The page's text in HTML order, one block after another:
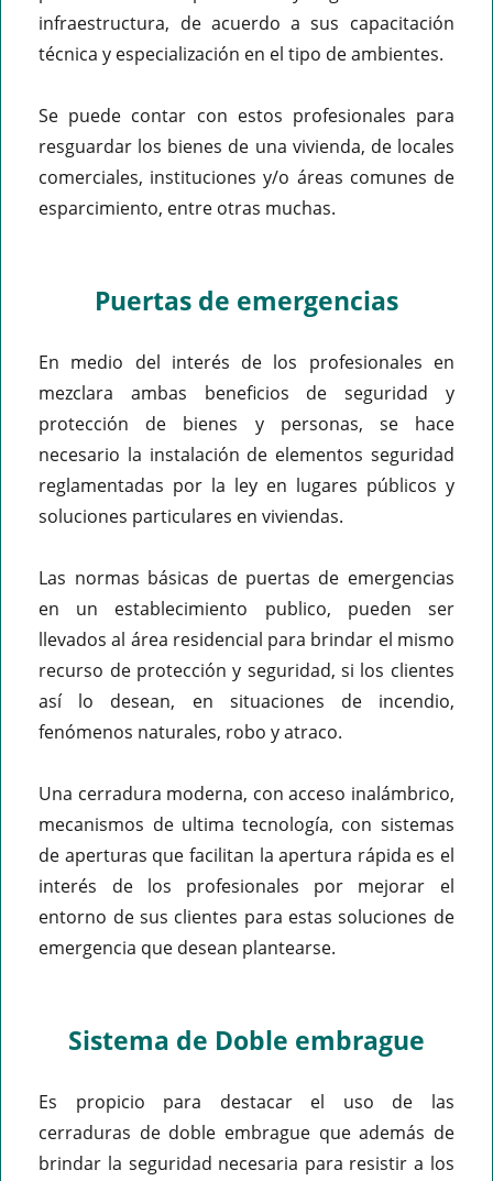
infraestructura, de acuerdo a sus capacitación
técnica y especialización en el tipo de ambientes.
Se puede contar con estos profesionales para
resguardar los bienes de una vivienda, de locales
comerciales, instituciones y/o áreas comunes de
esparcimiento, entre otras muchas.
Puertas de emergencias
En medio del interés de los profesionales en
mezclara ambas beneficios de seguridad y
protección de bienes y personas, se hace
necesario la instalación de elementos seguridad
reglamentadas por la ley en lugares públicos y
soluciones particulares en viviendas.
Las normas básicas de puertas de emergencias
en un establecimiento publico, pueden ser
llevados al área residencial para brindar el mismo
recurso de protección y seguridad, si los clientes
así lo desean, en situaciones de incendio,
fenómenos naturales, robo y atraco.
Una cerradura moderna, con acceso inalámbrico,
mecanismos de ultima tecnología, con sistemas
de aperturas que facilitan la apertura rápida es el
interés de los profesionales por mejorar el
entorno de sus clientes para estas soluciones de
emergencia que desean plantearse.
Sistema de Doble embrague
Es propicio para destacar el uso de las
cerraduras de doble embrague que además de
brindar la seguridad necesaria para resistir a los